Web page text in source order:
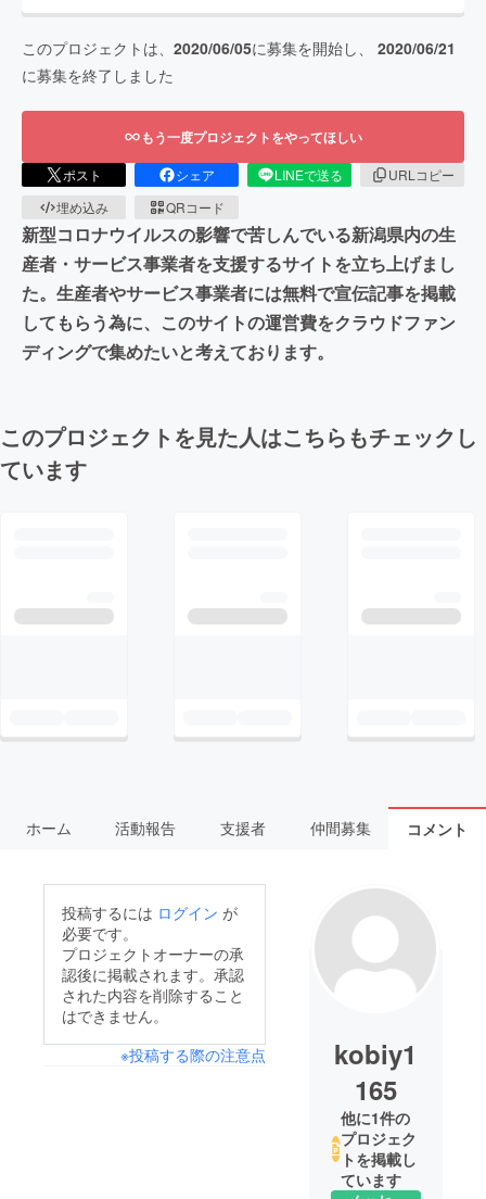
このプロジェクトは、 2020/06/05に募集を開始し、 2020/06/21
に募集を終了しました
もう一度プロジェクトをやってほしい
ポスト シェア LINEで送る
URLコピー
埋め込み
QRコード
新型コロナウイルスの影響で苦しんでいる新潟県内の生
産者・サービス事業者を支援するサイトを立ち上げまし
た。生産者やサービス事業者には無料で宣伝記事を掲載
してもらう為に、このサイトの運営費をクラウドファン
ディングで集めたいと考えております。
このプロジェクトを見た人はこちらもチェックし
ています
ホーム 活動報告 支援者 仲間募集 コメント
投稿するには ログイン が
必要です。
プロジェクトオーナーの承
認後に掲載されます。承認
された内容を削除すること
はできません。
※投稿する際の注意点
kobiy1
165
他に1件の
プロジェク
トを掲載し
ています